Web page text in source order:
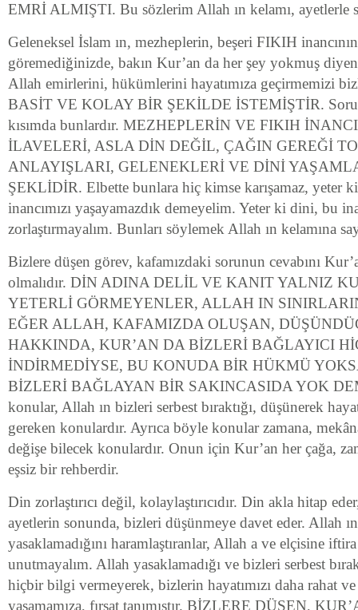
EMRİ ALMIŞTI. Bu sözlerim Allah ın kelamı, ayetlerle
Geleneksel İslam ın, mezheplerin, beşeri FIKIH
göremediğinizde, bakın Kur’an da her şey yokmuş
Allah emirlerini, hükümlerini hayatımıza geçirmemizi
BASİT VE KOLAY BİR ŞEKİLDE İSTEMİŞTİR.
kısımda bunlardır. MEZHEPLERİN VE FIKIH
İLAVELERİ, ASLA DİN DEĞİL, ÇAĞIN GEREĞİ
ANLAYIŞLARI, GELENEKLERİ VE DİNİ
ŞEKLİDİR. Elbette bunlara hiç kimse karışamaz, yeter
inancımızı yaşayamazdık demeyelim. Yeter ki dini, bu
zorlaştırmayalım. Bunları söylemek Allah ın kelamına
Bizlere düşen görev, kafamızdaki sorunun cevabını
olmalıdır. DİN ADINA DELİL VE KANIT YALNIZ
YETERLİ GÖRMEYENLER, ALLAH IN
EĞER ALLAH, KAFAMIZDA OLUŞAN,
HAKKINDA, KUR’AN DA BİZLERİ BAĞLAYICI
İNDİRMEDİYSE, BU KONUDA BİR HÜKMÜ
BİZLERİ BAĞLAYAN BİR SAKINCASIDA YOK
konular, Allah ın bizleri serbest bıraktığı, düşünerek
gereken konulardır. Ayrıca böyle konular zamana,
değişe bilecek konulardır. Onun için Kur’an her çağa,
eşsiz bir rehberdir.
Din zorlaştırıcı değil, kolaylaştırıcıdır. Din akla hitap
ayetlerin sonunda, bizleri düşünmeye davet eder. Allah
yasaklamadığını haramlaştıranlar, Allah a ve elçisine
unutmayalım. Allah yasaklamadığı ve bizleri serbest
hiçbir bilgi vermeyerek, bizlerin hayatımızı daha rahat ve
yaşamamıza, fırsat tanımıştır. BİZLERE DÜŞEN,